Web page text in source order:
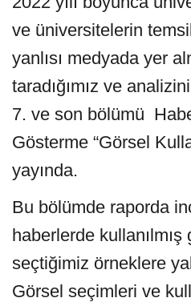
ve üniversitelerin
yanlısı medyada yer
taradığımız ve
7. ve son bölümü
Gösterme “Görsel
yayında.
Bu bölümde raporda
haberlerde kullanılmış
seçtiğimiz örneklere
Görsel seçimleri ve